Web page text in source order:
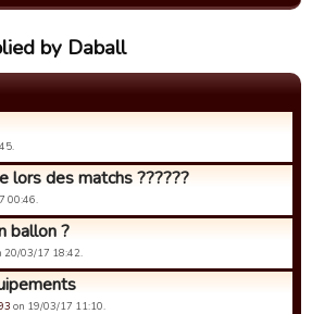
by Daball
lors des matchs ??????
00:46.
ballon ?
20/03/17 18:42.
on 19/03/17 11:10.